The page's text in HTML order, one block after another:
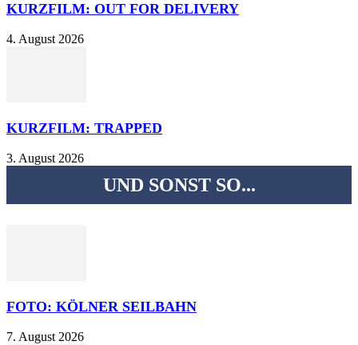
KURZFILM: OUT FOR DELIVERY
4. August 2026
KURZFILM: TRAPPED
3. August 2026
UND SONST SO...
FOTO: KÖLNER SEILBAHN
7. August 2026